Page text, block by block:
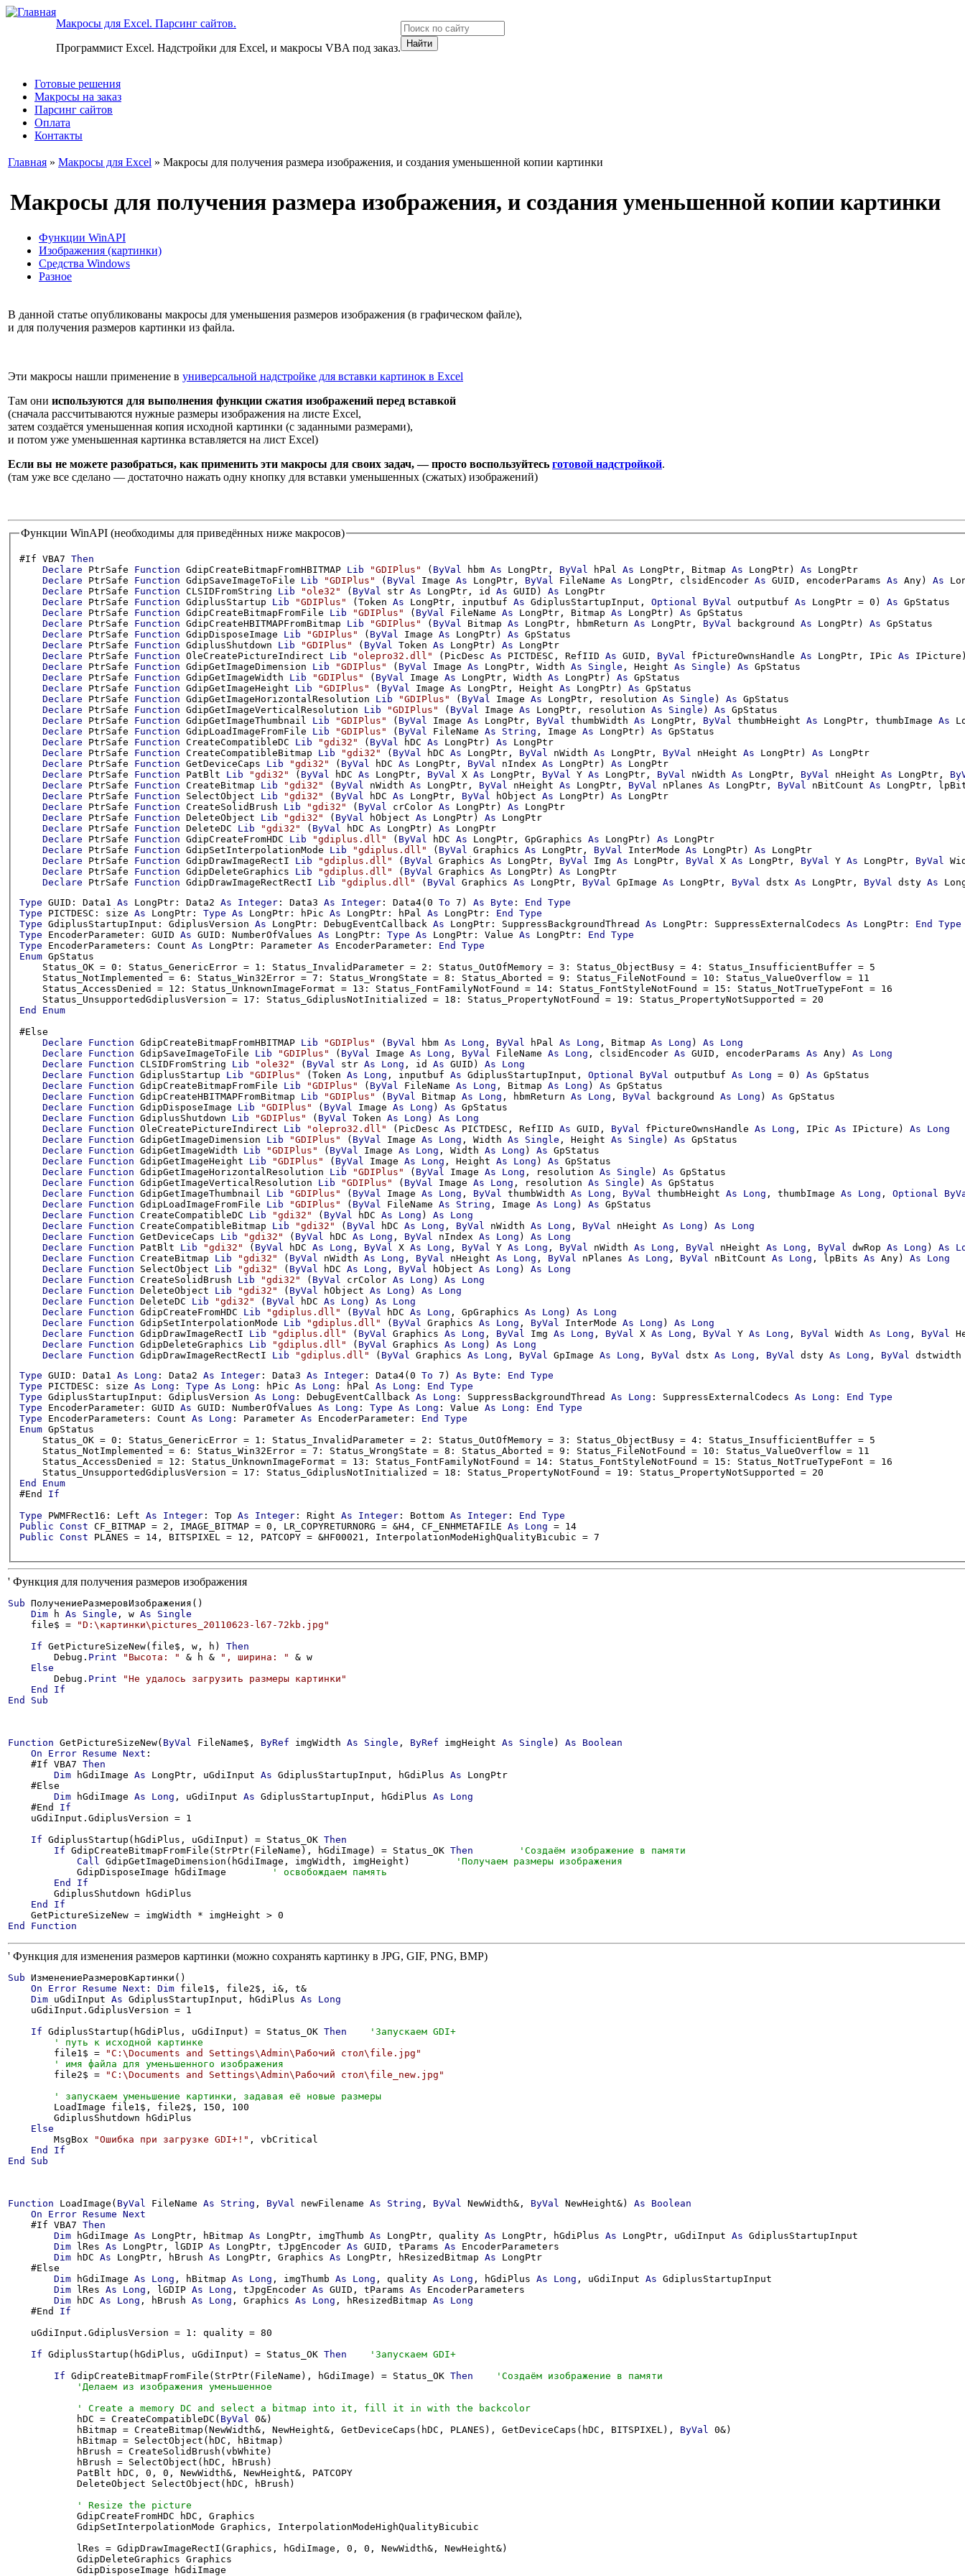
Макросы для Excel. Парсинг сайтов.
Программист Excel. Надстройки для Excel, и макросы VBA под заказ.
Готовые решения
Макросы на заказ
Парсинг сайтов
Оплата
Контакты
Главная » Макросы для Excel » Макросы для получения размера изображения, и создания уменьшенной копии картинки
Макросы для получения размера изображения, и создания уменьшенной копии картинки
Функции WinAPI
Изображения (картинки)
Средства Windows
Разное
В данной статье опубликованы макросы для уменьшения размеров изображения (в графическом файле),
и для получения размеров картинки из файла.
Эти макросы нашли применение в универсальной надстройке для вставки картинок в Excel
Там они используются для выполнения функции сжатия изображений перед вставкой
(сначала рассчитываются нужные размеры изображения на листе Excel,
затем создаётся уменьшенная копия исходной картинки (с заданными размерами),
и потом уже уменьшенная картинка вставляется на лист Excel)
Если вы не можете разобраться, как применить эти макросы для своих задач, — просто воспользуйтесь готовой надстройкой.
(там уже все сделано — достаточно нажать одну кнопку для вставки уменьшенных (сжатых) изображений)
Функции WinAPI (необходимы для приведённых ниже макросов)
#If VBA7 Then
Declare PtrSafe Function GdipCreateBitmapFromHBITMAP Lib "GDIPlus" ( ByVal hbm As LongPtr, ByVal hPal As LongPtr, Bitmap As LongPtr) As LongPtr
Declare PtrSafe Function GdipSaveImageToFile Lib "GDIPlus" ( ByVal Image As LongPtr, ByVal FileName As LongPtr, clsidEncoder As GUID, encoderParams As Any) As
Declare PtrSafe Function CLSIDFromString Lib "ole32" ( ByVal str As LongPtr, id As GUID) As LongPtr
Declare PtrSafe Function GdiplusStartup Lib "GDIPlus" (Token As LongPtr, inputbuf As GdiplusStartupInput, Optional ByVal outputbuf As LongPtr = 0) As GpStatus
Declare PtrSafe Function GdipCreateBitmapFromFile Lib "GDIPlus" ( ByVal FileName As LongPtr, Bitmap As LongPtr) As GpStatus
Declare PtrSafe Function GdipCreateHBITMAPFromBitmap Lib "GDIPlus" ( ByVal Bitmap As LongPtr, hbmReturn As LongPtr, ByVal background As LongPtr) As GpStatus
Declare PtrSafe Function GdipDisposeImage Lib "GDIPlus" ( ByVal Image As LongPtr) As GpStatus
Declare PtrSafe Function GdiplusShutdown Lib "GDIPlus" ( ByVal Token As LongPtr) As LongPtr
Declare PtrSafe Function OleCreatePictureIndirect Lib "olepro32.dll" (PicDesc As PICTDESC, RefIID As GUID, ByVal fPictureOwnsHandle As LongPtr, IPic As
Declare PtrSafe Function GdipGetImageDimension Lib "GDIPlus" ( ByVal Image As LongPtr, Width As Single , Height As Single ) As GpStatus
Declare PtrSafe Function GdipGetImageWidth Lib "GDIPlus" ( ByVal Image As LongPtr, Width As LongPtr) As GpStatus
Declare PtrSafe Function GdipGetImageHeight Lib "GDIPlus" ( ByVal Image As LongPtr, Height As LongPtr) As GpStatus
Declare PtrSafe Function GdipGetImageHorizontalResolution Lib "GDIPlus" ( ByVal Image As LongPtr, resolution As Single ) As GpStatus
Declare PtrSafe Function GdipGetImageVerticalResolution Lib "GDIPlus" ( ByVal Image As LongPtr, resolution As Single ) As GpStatus
Declare PtrSafe Function GdipGetImageThumbnail Lib "GDIPlus" ( ByVal Image As LongPtr, ByVal thumbWidth As LongPtr, ByVal thumbHeight As LongPtr, thumbImage As
Declare PtrSafe Function GdipLoadImageFromFile Lib "GDIPlus" ( ByVal FileName As String , Image As LongPtr) As GpStatus
Declare PtrSafe Function CreateCompatibleDC Lib "gdi32" ( ByVal hDC As LongPtr) As LongPtr
Declare PtrSafe Function CreateCompatibleBitmap Lib "gdi32" ( ByVal hDC As LongPtr, ByVal nWidth As LongPtr, ByVal nHeight As LongPtr) As LongPtr
Declare PtrSafe Function GetDeviceCaps Lib "gdi32" ( ByVal hDC As LongPtr, ByVal nIndex As LongPtr) As LongPtr
Declare PtrSafe Function PatBlt Lib "gdi32" ( ByVal hDC As LongPtr, ByVal X As LongPtr, ByVal Y As LongPtr, ByVal nWidth As LongPtr, ByVal nHeight As LongPtr,
Declare PtrSafe Function CreateBitmap Lib "gdi32" ( ByVal nWidth As LongPtr, ByVal nHeight As LongPtr, ByVal nPlanes As LongPtr, ByVal nBitCount As LongPtr,
Declare PtrSafe Function SelectObject Lib "gdi32" ( ByVal hDC As LongPtr, ByVal hObject As LongPtr) As LongPtr
Declare PtrSafe Function CreateSolidBrush Lib "gdi32" ( ByVal crColor As LongPtr) As LongPtr
Declare PtrSafe Function DeleteObject Lib "gdi32" ( ByVal hObject As LongPtr) As LongPtr
Declare PtrSafe Function DeleteDC Lib "gdi32" ( ByVal hDC As LongPtr) As LongPtr
Declare PtrSafe Function GdipCreateFromHDC Lib "gdiplus.dll" ( ByVal hDC As LongPtr, GpGraphics As LongPtr) As LongPtr
Declare PtrSafe Function GdipSetInterpolationMode Lib "gdiplus.dll" ( ByVal Graphics As LongPtr, ByVal InterMode As LongPtr) As LongPtr
Declare PtrSafe Function GdipDrawImageRectI Lib "gdiplus.dll" ( ByVal Graphics As LongPtr, ByVal Img As LongPtr, ByVal X As LongPtr, ByVal Y As LongPtr, ByVal
Declare PtrSafe Function GdipDeleteGraphics Lib "gdiplus.dll" ( ByVal Graphics As LongPtr) As LongPtr
Declare PtrSafe Function GdipDrawImageRectRectI Lib "gdiplus.dll" ( ByVal Graphics As LongPtr, ByVal GpImage As LongPtr, ByVal dstx As LongPtr, ByVal dsty As
Type GUID: Data1 As LongPtr: Data2 As Integer : Data3 As Integer : Data4(0 To 7) As Byte : End
Type
Type PICTDESC: size As LongPtr: Type As LongPtr: hPic As LongPtr: hPal As LongPtr: End
Type
Type GdiplusStartupInput: GdiplusVersion As LongPtr: DebugEventCallback As LongPtr: SuppressBackgroundThread As LongPtr: SuppressExternalCodecs As LongPtr: End
Type
Type EncoderParameter: GUID As GUID: NumberOfValues As LongPtr: Type As LongPtr: Value As LongPtr: End
Type
Type EncoderParameters: Count As LongPtr: Parameter As EncoderParameter: End
Type
Enum GpStatus
    Status_OK = 0: Status_GenericError = 1: Status_InvalidParameter = 2: Status_OutOfMemory = 3: Status_ObjectBusy = 4: Status_InsufficientBuffer = 5
    Status_NotImplemented = 6: Status_Win32Error = 7: Status_WrongState = 8: Status_Aborted = 9: Status_FileNotFound = 10: Status_ValueOverflow = 11
    Status_AccessDenied = 12: Status_UnknownImageFormat = 13: Status_FontFamilyNotFound = 14: Status_FontStyleNotFound = 15: Status_NotTrueTypeFont = 16
End
Enum
#Else
Declare
Function GdipCreateBitmapFromHBITMAP Lib "GDIPlus" ( ByVal hbm As Long , ByVal hPal As Long , Bitmap As Long ) As
Long
Declare
Function GdipSaveImageToFile Lib "GDIPlus" ( ByVal Image As Long , ByVal FileName As Long , clsidEncoder As GUID, encoderParams As Any) As
Long
Declare
Function CLSIDFromString Lib "ole32" ( ByVal str As Long , id As GUID) As
Long
Declare
Function GdiplusStartup Lib "GDIPlus" (Token As Long , inputbuf As GdiplusStartupInput, Optional ByVal outputbuf As Long = 0) As GpStatus
Declare
Function GdipCreateBitmapFromFile Lib "GDIPlus" ( ByVal FileName As Long , Bitmap As Long ) As GpStatus
Declare
Function GdipCreateHBITMAPFromBitmap Lib "GDIPlus" ( ByVal Bitmap As Long , hbmReturn As Long , ByVal background As Long ) As GpStatus
Declare
Function GdipDisposeImage Lib "GDIPlus" ( ByVal Image As Long ) As GpStatus
Declare
Function GdiplusShutdown Lib "GDIPlus" ( ByVal Token As Long ) As
Long
Declare
Function OleCreatePictureIndirect Lib "olepro32.dll" (PicDesc As PICTDESC, RefIID As GUID, ByVal fPictureOwnsHandle As Long , IPic As IPicture) As
Long
Declare
Function GdipGetImageDimension Lib "GDIPlus" ( ByVal Image As Long , Width As Single , Height As Single ) As GpStatus
Declare
Function GdipGetImageWidth Lib "GDIPlus" ( ByVal Image As Long , Width As Long ) As GpStatus
Declare
Function GdipGetImageHeight Lib "GDIPlus" ( ByVal Image As Long , Height As Long ) As GpStatus
Declare
Function GdipGetImageHorizontalResolution Lib "GDIPlus" ( ByVal Image As Long , resolution As Single ) As GpStatus
Declare
Function GdipGetImageVerticalResolution Lib "GDIPlus" ( ByVal Image As Long , resolution As Single ) As GpStatus
Declare
Function GdipGetImageThumbnail Lib "GDIPlus" ( ByVal Image As Long , ByVal thumbWidth As Long , ByVal thumbHeight As Long , thumbImage As Long , Optional
Declare
Function GdipLoadImageFromFile Lib "GDIPlus" ( ByVal FileName As String , Image As Long ) As GpStatus
Declare
Function CreateCompatibleDC Lib "gdi32" ( ByVal hDC As Long ) As
Long
Declare
Function CreateCompatibleBitmap Lib "gdi32" ( ByVal hDC As Long , ByVal nWidth As Long , ByVal nHeight As Long ) As
Long
Declare
Function GetDeviceCaps Lib "gdi32" ( ByVal hDC As Long , ByVal nIndex As Long ) As
Long
Declare
Function PatBlt Lib "gdi32" ( ByVal hDC As Long , ByVal X As Long , ByVal Y As Long , ByVal nWidth As Long , ByVal nHeight As Long , ByVal dwRop As Long ) As
Declare
Function CreateBitmap Lib "gdi32" ( ByVal nWidth As Long , ByVal nHeight As Long , ByVal nPlanes As Long , ByVal nBitCount As Long , lpBits As Any) As
Long
Declare
Function SelectObject Lib "gdi32" ( ByVal hDC As Long , ByVal hObject As Long ) As
Long
Declare
Function CreateSolidBrush Lib "gdi32" ( ByVal crColor As Long ) As
Long
Declare
Function DeleteObject Lib "gdi32" ( ByVal hObject As Long ) As
Long
Declare
Function DeleteDC Lib "gdi32" ( ByVal hDC As Long ) As
Long
Declare
Function GdipCreateFromHDC Lib "gdiplus.dll" ( ByVal hDC As Long , GpGraphics As Long ) As
Long
Declare
Function GdipSetInterpolationMode Lib "gdiplus.dll" ( ByVal Graphics As Long , ByVal InterMode As Long ) As
Long
Declare
Function GdipDrawImageRectI Lib "gdiplus.dll" ( ByVal Graphics As Long , ByVal Img As Long , ByVal X As Long , ByVal Y As Long , ByVal Width As Long , ByVal
Declare
Function GdipDeleteGraphics Lib "gdiplus.dll" ( ByVal Graphics As Long ) As
Long
Declare
Function GdipDrawImageRectRectI Lib "gdiplus.dll" ( ByVal Graphics As Long , ByVal GpImage As Long , ByVal dstx As Long , ByVal dsty As Long , ByVal
Type GUID: Data1 As Long : Data2 As Integer : Data3 As Integer : Data4(0 To 7) As Byte : End
Type
Type PICTDESC: size As Long : Type As Long : hPic As Long : hPal As Long : End
Type
Type GdiplusStartupInput: GdiplusVersion As Long : DebugEventCallback As Long : SuppressBackgroundThread As Long : SuppressExternalCodecs As Long : End
Type
Type EncoderParameter: GUID As GUID: NumberOfValues As Long : Type As Long : Value As Long : End
Type
Type EncoderParameters: Count As Long : Parameter As EncoderParameter: End
Type
Enum GpStatus
    Status_OK = 0: Status_GenericError = 1: Status_InvalidParameter = 2: Status_OutOfMemory = 3: Status_ObjectBusy = 4: Status_InsufficientBuffer = 5
    Status_NotImplemented = 6: Status_Win32Error = 7: Status_WrongState = 8: Status_Aborted = 9: Status_FileNotFound = 10: Status_ValueOverflow = 11
    Status_AccessDenied = 12: Status_UnknownImageFormat = 13: Status_FontFamilyNotFound = 14: Status_FontStyleNotFound = 15: Status_NotTrueTypeFont = 16
End
Enum
#End If
Type PWMFRect16: Left As Integer : Top As Integer : Right As Integer : Bottom As Integer : End
Type
Public Const CF_BITMAP = 2, IMAGE_BITMAP = 0, LR_COPYRETURNORG = &H4, CF_ENHMETAFILE As Long
Public Const PLANES = 14, BITSPIXEL = 12, PATCOPY = &HF00021, InterpolationModeHighQualityBicubic = 7
' Функция для получения размеров изображения
Sub ПолучениеРазмеровИзображения()
Dim h As Single , w As
Single
    file$ =
"D:\картинки\pictures_20110623-l67-72kb.jpg"
If GetPictureSizeNew(file$, w, h) Then
        Debug.
Print "Высота: " & h & ", ширина: "
& w
Else
        Debug.
Print
"Не удалось загрузить размеры картинки"
End
If
End
Sub
Function GetPictureSizeNew( ByVal FileName$, ByRef imgWidth As Single , ByRef imgHeight As Single ) As
Boolean
On
Error Resume Next :
    #If VBA7
Then
Dim hGdiImage As LongPtr, uGdiInput As GdiplusStartupInput, hGdiPlus As LongPtr
    #Else
Dim hGdiImage As Long , uGdiInput As GdiplusStartupInput, hGdiPlus As
Long
    #End
If
    uGdiInput.GdiplusVersion = 1
If GdiplusStartup(hGdiPlus, uGdiInput) = Status_OK Then
If GdipCreateBitmapFromFile(StrPtr(FileName), hGdiImage) = Status_OK Then
Call
GdipGetImageDimension(hGdiImage, imgWidth, imgHeight)
            GdipDisposeImage hGdiImage
End
If
        GdiplusShutdown hGdiPlus
End
If
End
Function
' Функция для изменения размеров картинки (можно сохранять картинку в JPG, GIF, PNG, BMP)
Sub ИзменениеРазмеровКартинки()
On
Error Resume Next : Dim file1$, file2$, i&, t&
Dim uGdiInput As GdiplusStartupInput, hGdiPlus As
Long
    uGdiInput.GdiplusVersion = 1
If GdiplusStartup(hGdiPlus, uGdiInput) = Status_OK Then
        file1$ =
"C:\Documents and Settings\Admin\Рабочий стол\file.jpg"
        file2$ =
"C:\Documents and Settings\Admin\Рабочий стол\file_new.jpg"
        LoadImage file1$, file2$, 150, 100
        GdiplusShutdown hGdiPlus
Else
        MsgBox
"Ошибка при загрузке GDI+!" , vbCritical
End
If
End
Sub
Function LoadImage( ByVal FileName As String , ByVal newFilename As String , ByVal NewWidth&, ByVal NewHeight&) As
Boolean
On
Error Resume Next
    #If VBA7
Then
Dim hGdiImage As LongPtr, hBitmap As LongPtr, imgThumb As LongPtr, quality As LongPtr, hGdiPlus As LongPtr, uGdiInput As GdiplusStartupInput
Dim lRes As LongPtr, lGDIP As LongPtr, tJpgEncoder As GUID, tParams As EncoderParameters
Dim hDC As LongPtr, hBrush As LongPtr, Graphics As LongPtr, hResizedBitmap As LongPtr
    #Else
Dim hGdiImage As Long , hBitmap As Long , imgThumb As Long , quality As Long , hGdiPlus As Long , uGdiInput As GdiplusStartupInput
Dim lRes As Long , lGDIP As Long , tJpgEncoder As GUID, tParams As EncoderParameters
Dim hDC As Long , hBrush As Long , Graphics As Long , hResizedBitmap As
Long
    #End
If
    uGdiInput.GdiplusVersion = 1: quality = 80
If GdiplusStartup(hGdiPlus, uGdiInput) = Status_OK Then
If GdipCreateBitmapFromFile(StrPtr(FileName), hGdiImage) = Status_OK Then
            hDC = CreateCompatibleDC(
ByVal
0&)
            hBitmap = CreateBitmap(NewWidth&, NewHeight&, GetDeviceCaps(hDC, PLANES), GetDeviceCaps(hDC, BITSPIXEL),
ByVal
0&)
            hBitmap = SelectObject(hDC, hBitmap)
            hBrush = CreateSolidBrush(vbWhite)
            hBrush = SelectObject(hDC, hBrush)
            PatBlt hDC, 0, 0, NewWidth&, NewHeight&, PATCOPY
            DeleteObject SelectObject(hDC, hBrush)
            GdipCreateFromHDC hDC, Graphics
            GdipSetInterpolationMode Graphics, InterpolationModeHighQualityBicubic
            lRes = GdipDrawImageRectI(Graphics, hGdiImage, 0, 0, NewWidth&, NewHeight&)
            GdipDeleteGraphics Graphics
            GdipDisposeImage hGdiImage